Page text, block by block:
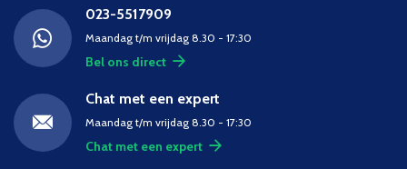
023-5517909
Maandag t/m vrijdag 8.30 - 17:30
Bel ons direct
Chat met een expert
Maandag t/m vrijdag 8.30 - 17:30
Chat met een expert